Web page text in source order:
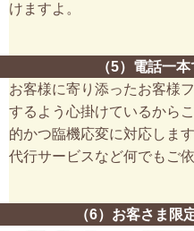
けますよ。
（5）電話一
お客様に寄り添ったお客様
するよう心掛けているから
的かつ臨機応変に対応しま
代行サービスなど何でもご依
（6）お客さま限